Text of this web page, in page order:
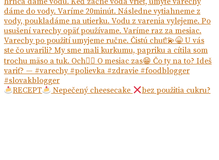
RECEPT Nepečený cheesecake bez použitia cukru?